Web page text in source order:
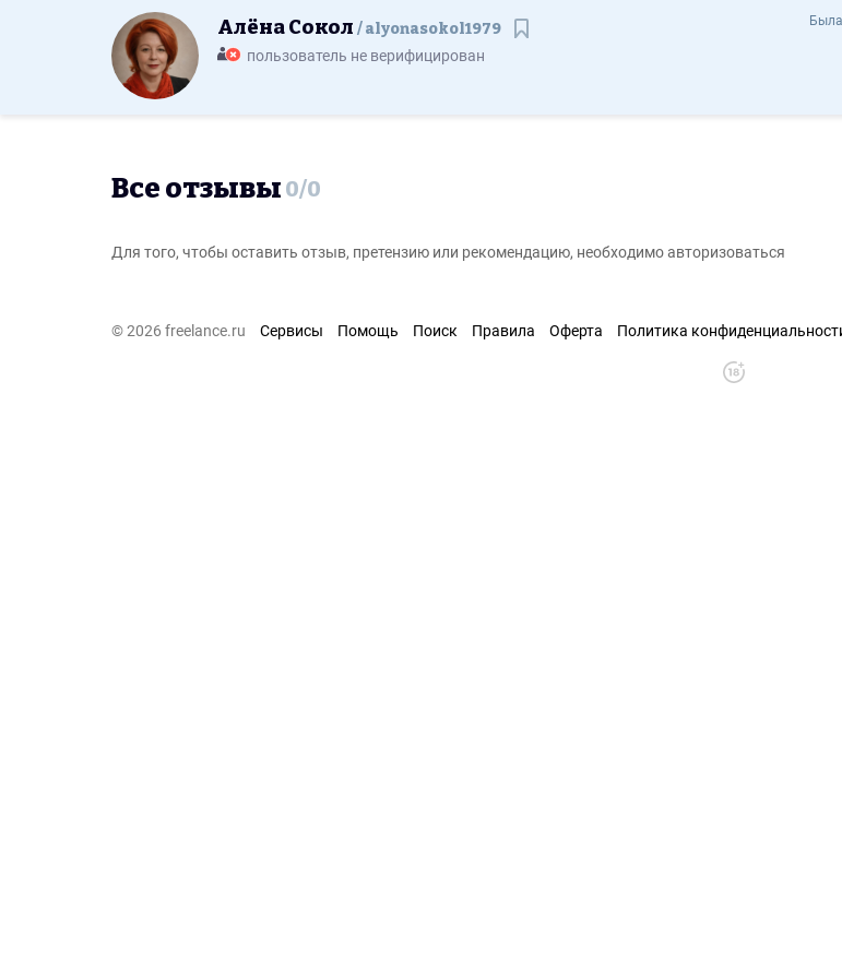
Алёна Сокол alyonasokol1979 -
Алёна Сокол alyonasokol1979
пользователь не верифицирован
Все отзывы 0/0
Для того, чтобы оставить отзыв, претензию или рекомендацию, необходимо авторизоваться
© 2026 freelance.ru Сервисы Помощь Поиск Правила Оферта Политика